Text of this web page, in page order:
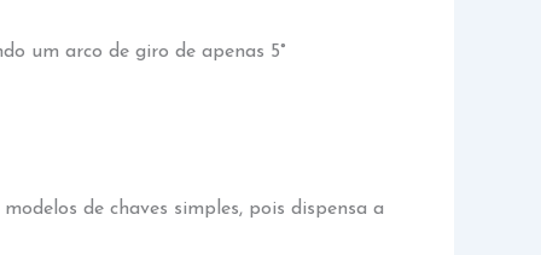
um arco de giro de apenas 5°
de chaves simples, pois dispensa a